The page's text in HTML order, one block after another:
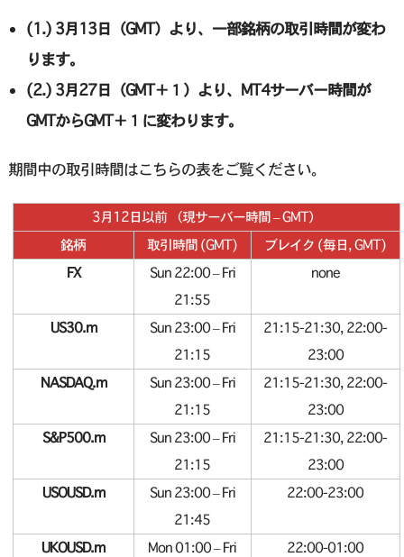
(1.) 3月13日（GMT）より、一部銘柄の取引時間が変わ
ります。
(2.) 3月27日（GMT＋１）より、MT4サーバー時間が
GMTからGMT＋１に変わります。
期間中の取引時間はこちらの表をご覧ください。
3月12日以前 （現サーバー時間 – GMT）
銘柄
取引時間 (GMT)
ブレイク (毎日, GMT)
FX
Sun 22:00 – Fri
21:55
none
US30.m
Sun 23:00 – Fri
21:15
21:15-21:30, 22:00-
23:00
NASDAQ.m
Sun 23:00 – Fri
21:15
21:15-21:30, 22:00-
23:00
S&P500.m
Sun 23:00 – Fri
21:15
21:15-21:30, 22:00-
23:00
USOUSD.m
Sun 23:00 – Fri
21:45
22:00-23:00
UKOUSD.m
Mon 01:00 – Fri
22:00-01:00